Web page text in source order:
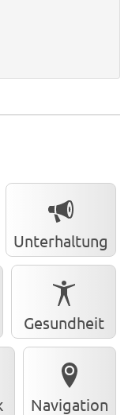
Unterhaltung
Gesundheit
Navigation